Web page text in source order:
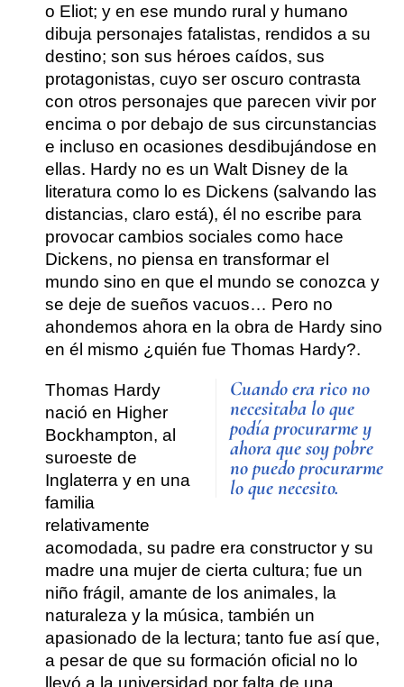
o Eliot; y en ese mundo rural y humano
dibuja personajes fatalistas, rendidos a su
destino; son sus héroes caídos, sus
protagonistas, cuyo ser oscuro contrasta
con otros personajes que parecen vivir por
encima o por debajo de sus circunstancias
e incluso en ocasiones desdibujándose en
ellas. Hardy no es un Walt Disney de la
literatura como lo es Dickens (salvando las
distancias, claro está), él no escribe para
provocar cambios sociales como hace
Dickens, no piensa en transformar el
mundo sino en que el mundo se conozca y
se deje de sueños vacuos… Pero no
ahondemos ahora en la obra de Hardy sino
en él mismo ¿quién fue Thomas Hardy?.
Cuando era rico no
necesitaba lo que
podía procurarme y
ahora que soy pobre
no puedo procurarme
lo que necesito.
Thomas Hardy
nació en Higher
Bockhampton, al
suroeste de
Inglaterra y en una
familia
relativamente
acomodada, su padre era constructor y su
madre una mujer de cierta cultura; fue un
niño frágil, amante de los animales, la
naturaleza y la música, también un
apasionado de la lectura; tanto fue así que,
a pesar de que su formación oficial no lo
llevó a la universidad por falta de una